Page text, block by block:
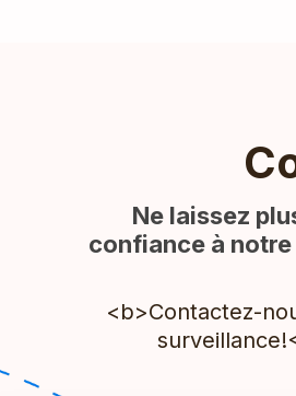
Ne laissez
confiance à
<b>Contactez-